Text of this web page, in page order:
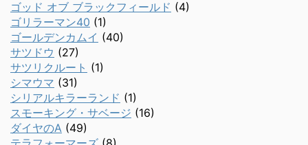
ゴッド オブ ブラックフィールド (4)
ゴリラーマン40 (1)
ゴールデンカムイ (40)
サツドウ (27)
サツリクルート (1)
シマウマ (31)
シリアルキラーランド (1)
スモーキング・サベージ (16)
ダイヤのA (49)